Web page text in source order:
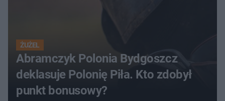
ŻUŻEL
Abramczyk Polonia Bydgoszcz
deklasuje Polonię Piła. Kto zdobył
punkt bonusowy?